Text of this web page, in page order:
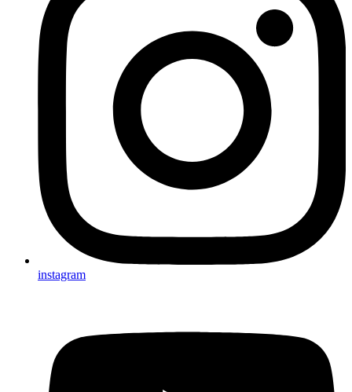
instagram